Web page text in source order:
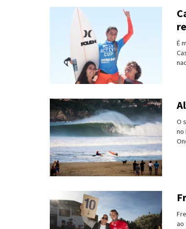
Telecomunicações
Electrónica e Informática
Banca e Seguros
Moda e Design
Ciência e Investigação
É
O
no
ao